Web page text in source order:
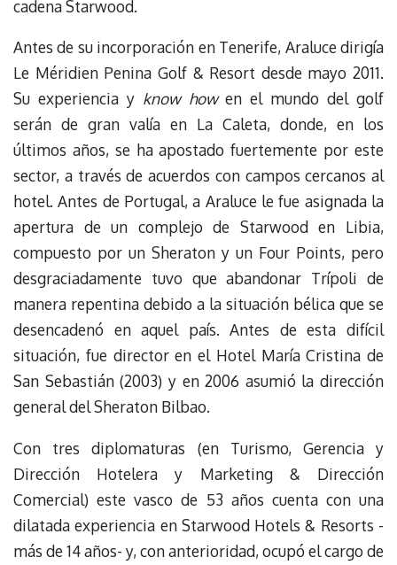
cadena Starwood.
Antes de su incorporación en Tenerife, Araluce dirigía
Le Méridien Penina Golf & Resort desde mayo 2011.
Su experiencia y know howen el mundo del golf
serán de gran valía en La Caleta, donde, en los
últimos años, se ha apostado fuertemente por este
sector, a través de acuerdos con campos cercanos al
hotel. Antes de Portugal, a Araluce le fue asignada la
apertura de un complejo de Starwood en Libia,
compuesto por un Sheraton y un Four Points, pero
desgraciadamente tuvo que abandonar Trípoli de
manera repentina debido a la situación bélica que se
desencadenó en aquel país. Antes de esta difícil
situación, fue director en el Hotel María Cristina de
San Sebastián (2003) y en 2006 asumió la dirección
general del Sheraton Bilbao.
Con tres diplomaturas (en Turismo, Gerencia y
Dirección Hotelera y Marketing & Dirección
Comercial) este vasco de 53 años cuenta con una
dilatada experiencia en Starwood Hotels & Resorts -
más de 14 años- y, con anterioridad, ocupó el cargo de